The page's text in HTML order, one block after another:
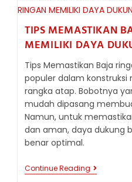
TIPS MEMASTIKAN
MEMILIKI DAYA
Tips Memastikan Baja
populer dalam
rangka atap. Bobotnya
mudah dipasang
Namun, untuk
dan aman, daya dukung
benar optimal.
Continue Reading TIPS